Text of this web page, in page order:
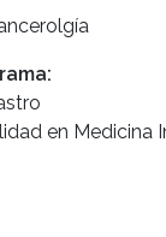
en Medicina